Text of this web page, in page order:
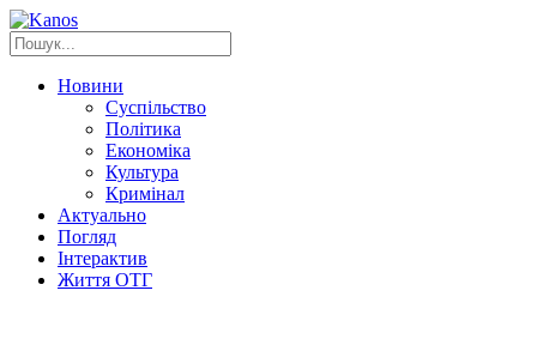
Новини
Суспільство
Політика
Економіка
Культура
Кримінал
Актуально
Погляд
Інтерактив
Життя ОТГ